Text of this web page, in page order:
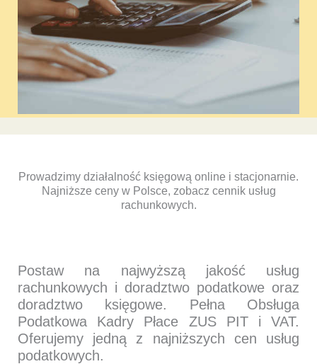
Prowadzimy działalność księgową online i stacjonarnie.
Najniższe ceny w Polsce, zobacz cennik usług
rachunkowych.
Postaw na najwyższą jakość usług
rachunkowych i doradztwo podatkowe oraz
doradztwo księgowe. Pełna Obsługa
Podatkowa Kadry Płace ZUS PIT i VAT.
Oferujemy jedną z najniższych cen usług
podatkowych.